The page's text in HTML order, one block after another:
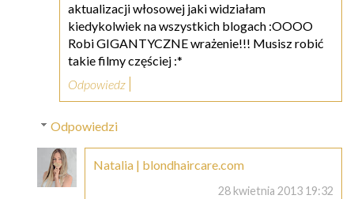
aktualizacji włosowej jaki widziałam
kiedykolwiek na wszystkich blogach :OOOO
Robi GIGANTYCZNE wrażenie!!! Musisz robić
takie filmy częściej :*
Odpowiedz
Odpowiedzi
Natalia | blondhaircare.com
28 kwietnia 2013 19:32